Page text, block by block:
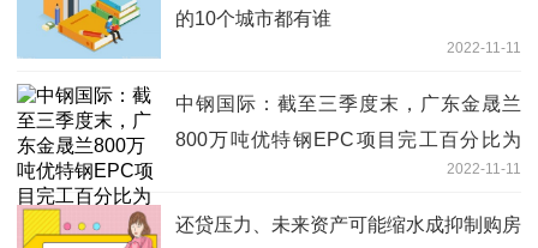
的10个城市都有谁
2022-11-11
中钢国际：截至三季度末，广东金晟兰
800万吨优特钢EPC项目完工百分比为
2022-11-11
还贷压力、未来资产可能缩水成抑制购房